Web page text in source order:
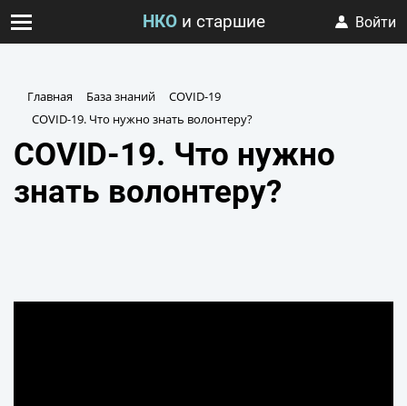
НКОи старшие Войти
Главная База знаний
COVID-19
COVID-19. Что нужно знать волонтеру?
COVID-19. Что нужно
знать волонтеру?